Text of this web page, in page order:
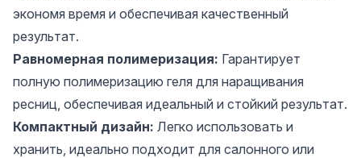
экономя время и обеспечивая качественный
результат.
Равномерная полимеризация: Гарантирует
полную полимеризацию геля для наращивания
ресниц, обеспечивая идеальный и стойкий результат.
Компактный дизайн: Легко использовать и
хранить, идеально подходит для салонного или